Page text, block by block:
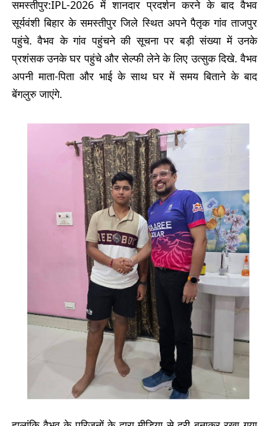
समस्तीपुर:IPL-2026 में शानदार प्रदर्शन करने के बाद वैभव
सूर्यवंशी बिहार के समस्तीपुर जिले स्थित अपने पैतृक गांव ताजपुर
पहुंचे. वैभव के गांव पहुंचने की सूचना पर बड़ी संख्या में उनके
प्रशंसक उनके घर पहुंचे और सेल्फी लेने के लिए उत्सुक दिखे. वैभव
अपनी माता-पिता और भाई के साथ घर में समय बिताने के बाद
बेंगलुरु जाएंगे.